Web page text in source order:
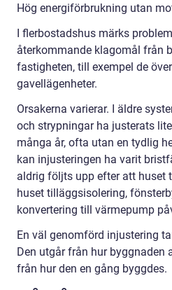
Hög energiförbrukning utan
I flerbostadshus märks
återkommande klagomål från
fastigheten, till exempel de
gavellägenheter.
Orsakerna varierar. I äldre
och strypningar ha justerats
många år, ofta utan en tydlig
kan injusteringen ha varit
aldrig följts upp efter att huset
huset tilläggsisolering,
konvertering till värmepump
En väl genomförd injustering
Den utgår från hur byggnaden
från hur den en gång byggdes.